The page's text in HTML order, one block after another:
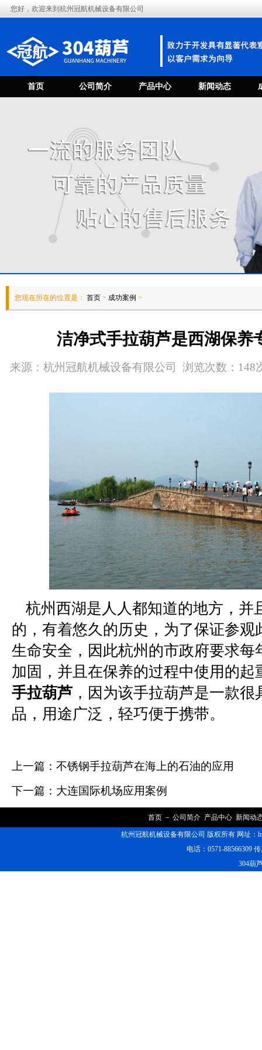
您好，欢迎来到杭州冠航机械设备有限公司
首页 公司简介 产品中心 新闻动态
您现在所在的位置是： 首页 > 成功案例 >
洁净式手拉葫芦是西湖保养
来源：杭州冠航机械设备有限公司 浏览次数：148
杭州西湖是人人都知道的地方，并
的，有着悠久的历史，为了保证参观
生命安全，因此杭州的市政府要求每
加固，并且在保养的过程中使用的起
手拉葫芦 ，因为该手拉葫芦是一款
品，用途广泛，轻巧便于携带。
上一篇： 不锈钢手拉葫芦在海上的石油的应用
下一篇： 大连国际机场应用案例
首页 － 公司简介 产品中心 新闻动
杭州冠航机械设备有限公司 版权所有 网址：
电话：0571-88566309
304葫